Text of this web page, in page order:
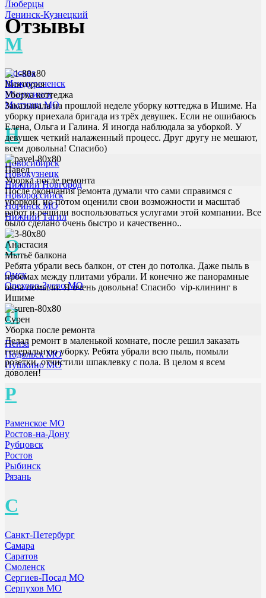
Люберцы
Ленинск-Кузнецкий
М
Москва
Междуреченск
Минусинск
Мытищи МО
Н
Новосибирск
Новокузнецк
Нижний Новгород
Новороссийск
Ногинск МО
Нижний Тагил
О
Омск
Орехово-Зуево МО
П
Пенза
Подольск МО
Пушкино МО
Р
Раменское МО
Ростов-на-Дону
Рубцовск
Ростов
Рыбинск
Рязань
С
Санкт-Петербург
Самара
Саратов
Смоленск
Сергиев-Посад МО
Серпухов МО
Отзывы
Виктория
Уборка коттеджа
Заказывала на прошлой неделе уборку коттеджа в Ишиме. На
уборку приехала бригада из трёх девушек. Если не ошибаюсь
Елена, Ольга и Галина. Я иногда наблюдала за уборкой. У
девушек четкий налаженный процесс. Друг другу не мешают,
всем довольна! Спасибо)
Павел
Уборка после ремонта
После окончания ремонта думали что сами справимся с
уборкой, но потом оценили свои возможности и масштаб
работ и решили воспользоваться услугами этой компании. Все
было сделано очень быстро и качественно..
Анастасия
Мытьё балкона
Ребята убрали весь балкон, от стен до потолка. Даже пыль в
проемах между плитами убрали. И конечно же панорамные
окна помыли. Я очень довольна! Спасибо vip-клининг в
Ишиме
Сурен
Уборка после ремонта
Делал ремонт в маленькой комнате, после решил заказать
генеральную уборку. Ребята убрали всю пыль, помыли
розетки, отчистили шпаклевку с пола. В целом я всем
доволен!